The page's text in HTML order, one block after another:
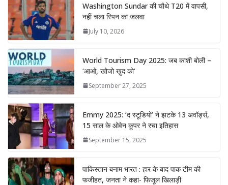
Washington Sundar की चौथे T20 में वापसी,
नहीं चला स्पिन का जलवा
July 10, 2026
World Tourism Day 2025: जब काशी बोली –
‘आओ, खोजो खुद को’
September 27, 2025
Emmy 2025: ‘द स्टूडियो’ ने झटके 13 अवॉर्ड्स,
15 साल के ओवेन कूपर ने रचा इतिहास
September 15, 2025
पाकिस्तान बनाम भारत : हार के बाद पाक टीम की
फजीहत, जनता ने कहा- फिजूल खिलाड़ी